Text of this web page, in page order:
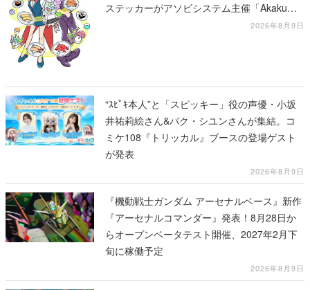
ステッカーがアソビシステム主催「Akaku
2026年8月9日
“ｽﾋﾟｷ本人”と「スピッキー」役の声優・小坂
井祐莉絵さん&パク・シユンさんが集結。コ
ミケ108『トリッカル』ブースの登場ゲスト
が発表
2026年8月9日
『機動戦士ガンダム アーセナルベース』新作
『アーセナルコマンダー』発表！8月28日か
らオープンベータテスト開催、2027年2月下
旬に稼働予定
2026年8月9日